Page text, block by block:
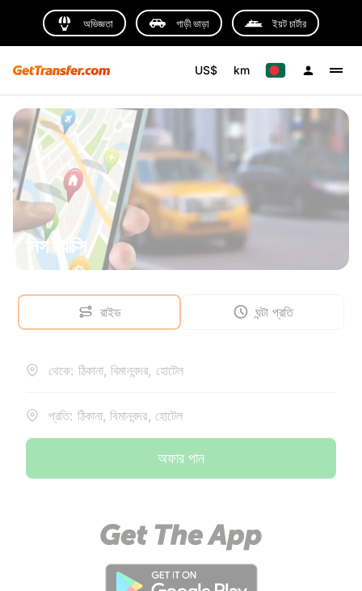
অভিজ্ঞতা গাড়ী ভাড়া ইয়ট চার্টার
US$ km
নিস ট্যাক্সি
রাইড ঘন্টা প্রতি
থেকে: ঠিকানা, বিমানবন্দর, হোটেল
প্রতি: ঠিকানা, বিমানবন্দর, হোটেল
অফার পান